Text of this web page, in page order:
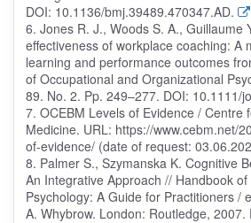
DOI: 10.1136/bmj.39489.470347.AD.
6. Jones R. J., Woods S. A., Guillaume
effectiveness of workplace coaching: A
learning and performance outcomes
of Occupational and Organizational
89. No. 2. Pp. 249–277. DOI: 10.1111/
7. OCEBM Levels of Evidence / Centre
Medicine. URL: https://www.cebm.net/
of-evidence/ (date of request:
8. Palmer S., Szymanska K. Cognitive
An Integrative Approach // Handbook of
Psychology: A Guide for Practitioners /
A. Whybrow. London: Routledge, 2007.